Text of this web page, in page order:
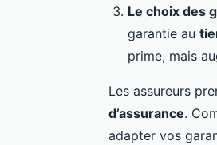
Le choix des
garantie au
prime, mais
Les assureurs
d’assurance.
adapter vos